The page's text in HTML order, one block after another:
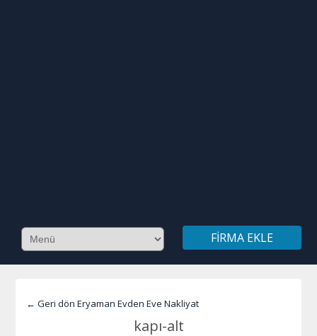
FIRMA EKLE
← Geri dön Eryaman Evden Eve Nakliyat
kapı-alt